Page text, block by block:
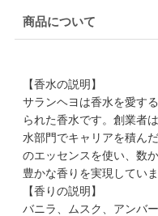
商品について
【香水の説明】
サランヘヨは香水を愛す
られた香水です。創業者
水部門でキャリアを積ん
のエッセンスを使い、数
豊かな香りを実現していま
【香りの説明】
バニラ、ムスク、アンバ